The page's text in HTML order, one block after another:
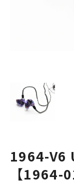
1964-
【1964-